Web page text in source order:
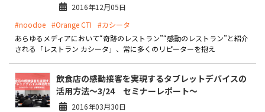
製品
特長
ショッピングモール型 EC
マルチテナント、マルチブランドなど
2016年12月05日
#noodoe #Orange CTI
#カシータ
あらゆるメディアにおいて“奇跡のレストラン”“感動のレストラン”と紹介
される「レストラン カシータ」、常に多くのリピーターを抱え
飲食店の感動接客を実現するタブレットデバイスの
活用方法～3/24 セミナーレポート～
2016年03月30日